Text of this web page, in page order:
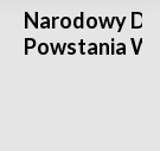
Narodowy
Powstania